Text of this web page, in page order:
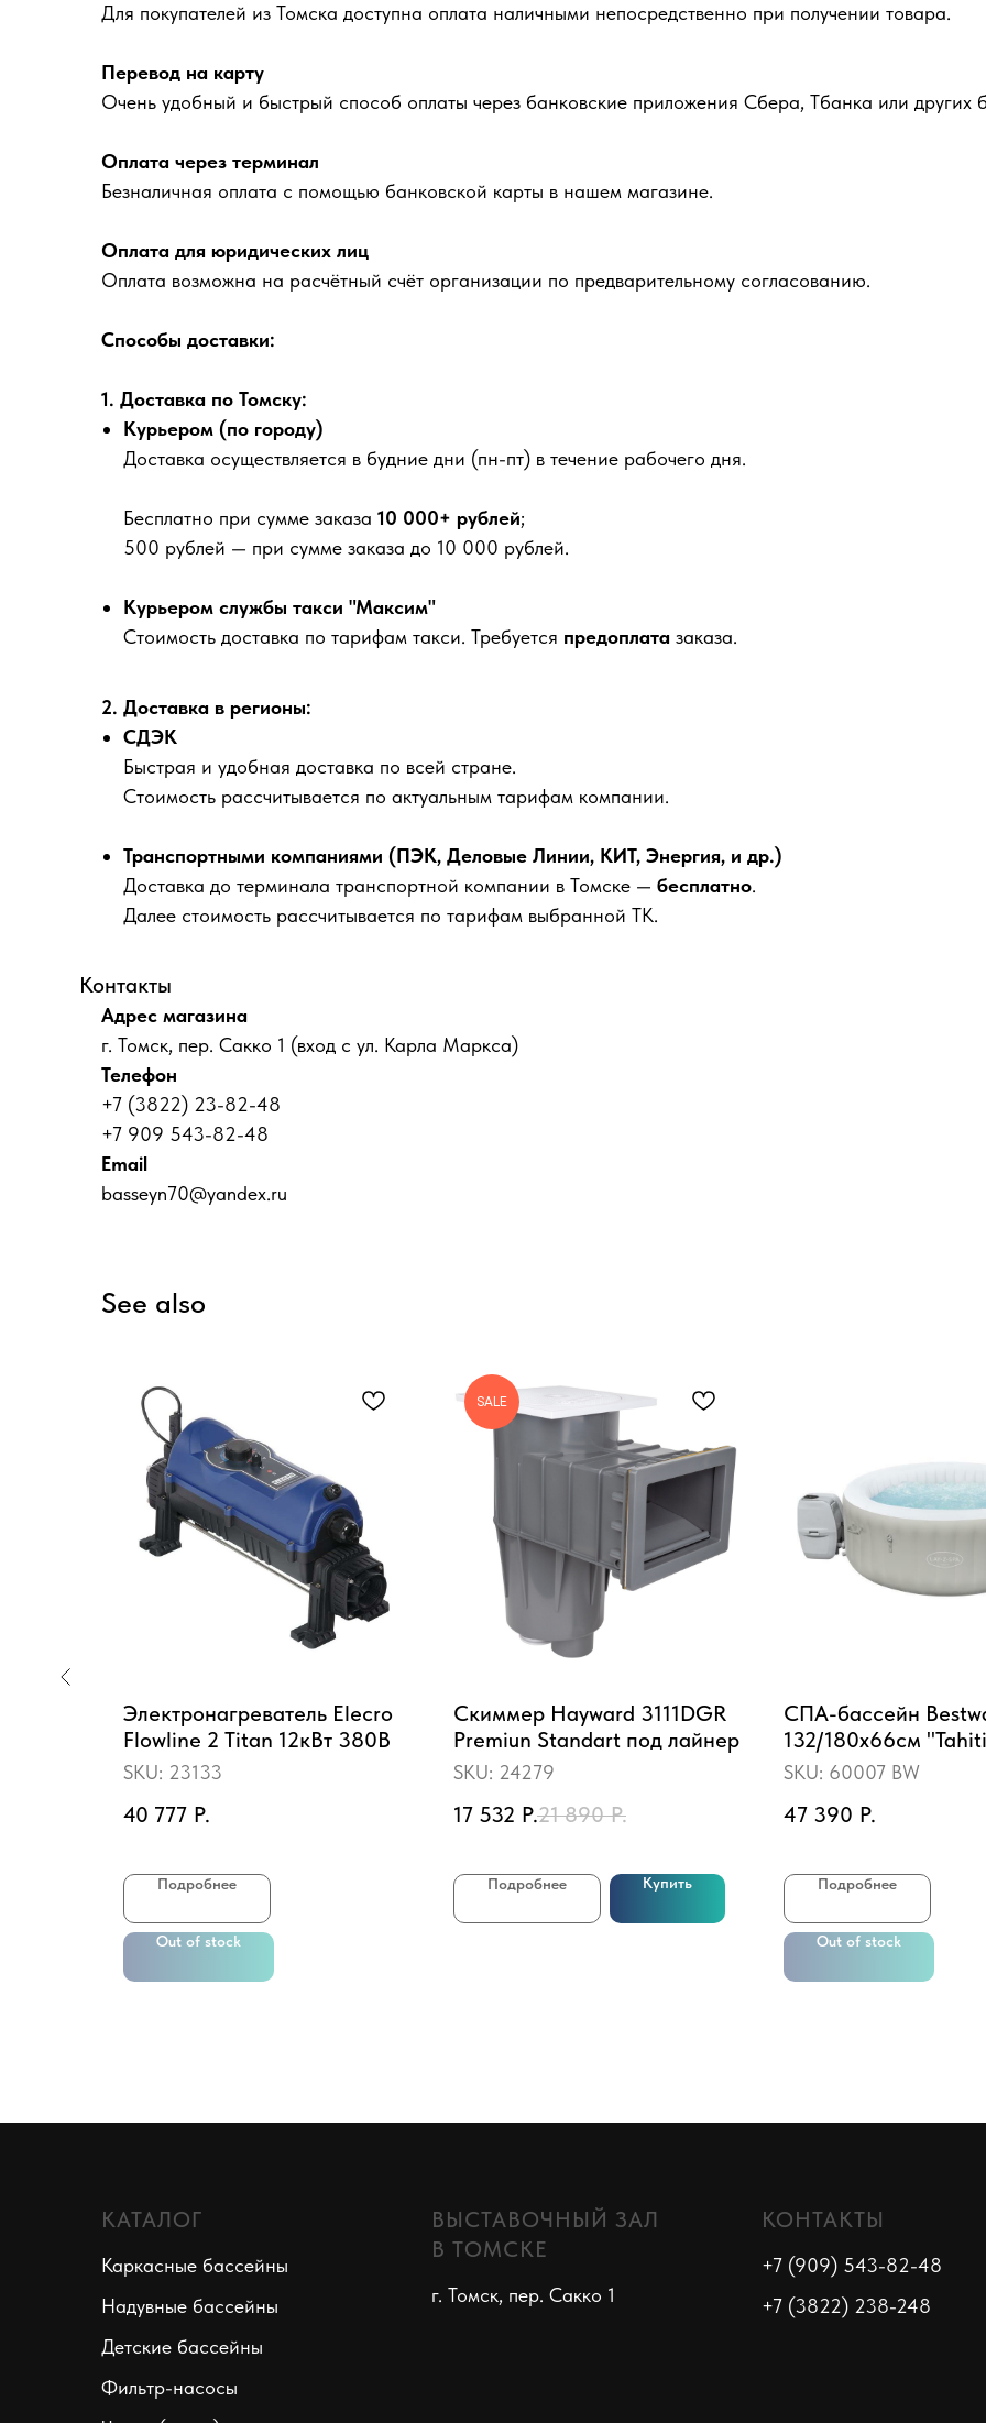
Для покупателей из Томска доступна оплата наличными непосредственно при получении товара.
Перевод на карту
Очень удобный и быстрый способ оплаты через банковские приложения Сбера, Тбанка или других
Оплата через терминал
Безналичная оплата с помощью банковской карты в нашем магазине.
Оплата для юридических лиц
Оплата возможна на расчётный счёт организации по предварительному согласованию.
Способы доставки:
1. Доставка по Томску:
Курьером (по городу)
Доставка осуществляется в будние дни (пн-пт) в течение рабочего дня.
Бесплатно при сумме заказа 10 000+ рублей;
500 рублей — при сумме заказа до 10 000 рублей.
Курьером службы такси "Максим"
Стоимость доставка по тарифам такси. Требуется предоплата заказа.
2. Доставка в регионы:
СДЭК
Быстрая и удобная доставка по всей стране.
Стоимость рассчитывается по актуальным тарифам компании.
Транспортными компаниями (ПЭК, Деловые Линии, КИТ, Энергия, и др.)
Доставка до терминала транспортной компании в Томске — бесплатно.
Далее стоимость рассчитывается по тарифам выбранной ТК.
Контакты
Адрес магазина
г. Томск, пер. Сакко 1 (вход с ул. Карла Маркса)
Телефон
+7 (3822) 23-82-48
+7 909 543-82-48
Email
basseyn70@yandex.ru
See also
Электронагреватель Elecro
Flowline 2 Titan 12кВт 380В
SKU: 23133
40 777 Р.
Подробнее
Out of stock
SALE
Скиммер Hayward 3111DGR
Premiun Standart под лайнер
SKU: 24279
17 532 Р.21 890 Р.
Подробнее Купить
СПА-бассейн
132/180х66см
669л, круглый,
SKU: 60007 BW
47 390 Р.
Подробнее
Out of stock
КАТАЛОГ
Каркасные бассейны
Надувные бассейны
Детские бассейны
Фильтр-насосы
ВЫСТАВОЧНЫЙ ЗАЛ
В ТОМСКЕ
г. Томск, пер. Сакко 1
КОНТАКТЫ
+7 (909) 543-82-48
+7 (3822) 238-248